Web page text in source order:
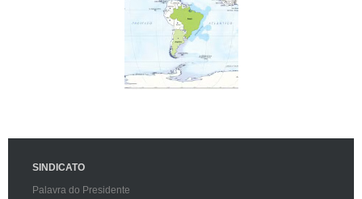
SINDICATO
Palavra do Presidente